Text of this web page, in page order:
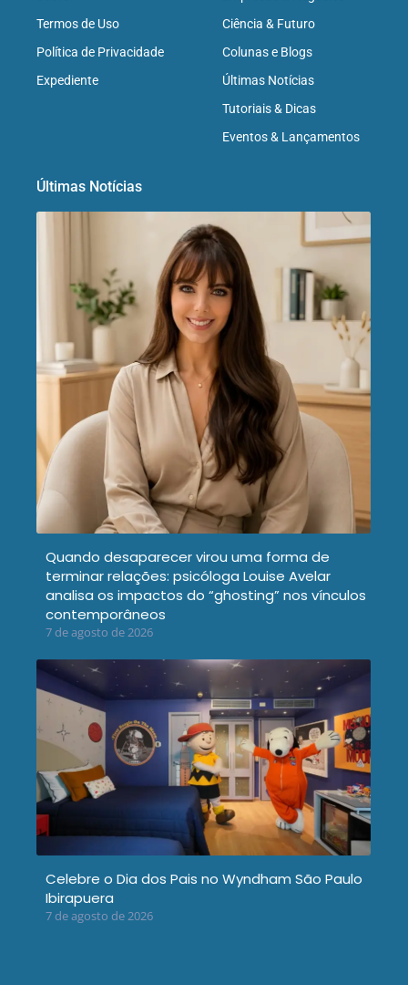
Termos de Uso
Política de Privacidade
Expediente
Ciência & Futuro
Colunas e Blogs
Últimas Notícias
Tutoriais & Dicas
Eventos & Lançamentos
Últimas Notícias
Quando desaparecer virou uma forma de
terminar relações: psicóloga Louise Avelar
analisa os impactos do “ghosting” nos vínculos
contemporâneos
7 de agosto de 2026
Celebre o Dia dos Pais no Wyndham São Paulo
Ibirapuera
7 de agosto de 2026